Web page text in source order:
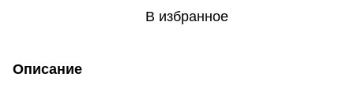
В избранное
Описание